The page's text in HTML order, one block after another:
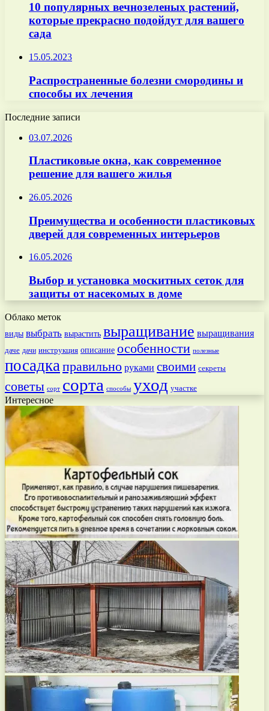
10 популярных вечнозеленых растений,
которые прекрасно подойдут для вашего
сада
15.05.2023
Распространенные болезни смородины и
способы их лечения
Последние записи
03.07.2026
Пластиковые окна, как современное
решение для вашего жилья
26.05.2026
Преимущества и особенности пластиковых
дверей для современных интерьеров
16.05.2026
Выбор и установка москитных сеток для
защиты от насекомых в доме
Облако меток
виды выбрать вырастить выращивание выращивания
даче дачи инструкция описание особенности полезные
посадка правильно руками своими секреты
советы сорт сорта способы уход участке
Интересное